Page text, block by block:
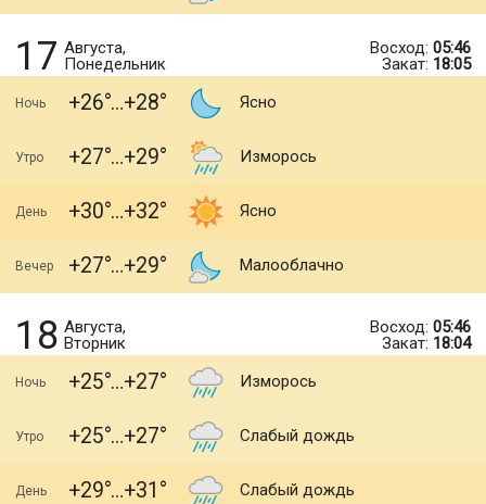
17 Августа,
Понедельник
Восход: 05:46
Закат: 18:05
Ночь +26 +28 Ясно
Утро +27 +29 Изморось
День +30 +32 Ясно
Вечер +27 +29 Малооблачно
18 Августа,
Вторник
Восход: 05:46
Закат: 18:04
Ночь +25 +27 Изморось
Утро +25 +27 Слабый дождь
День +29 +31 Слабый дождь